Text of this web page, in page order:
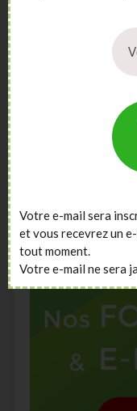
Votre e-mail sera
et vous recevrez un
tout moment.
Votre e-mail ne sera